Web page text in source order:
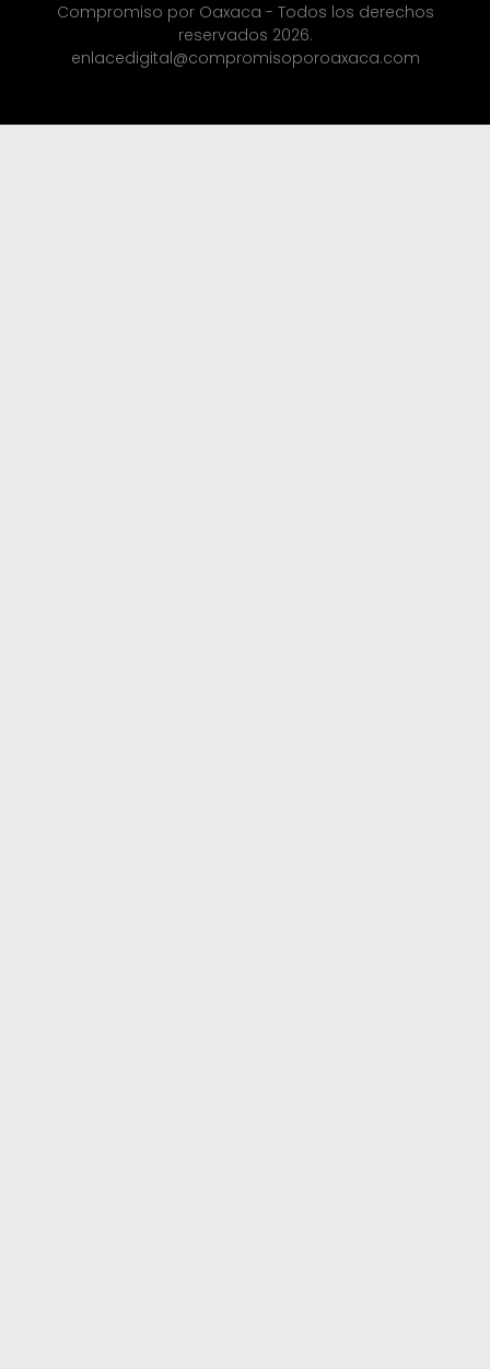
Compromiso por Oaxaca - Todos los derechos
reservados 2026.
enlacedigital@compromisoporoaxaca.com